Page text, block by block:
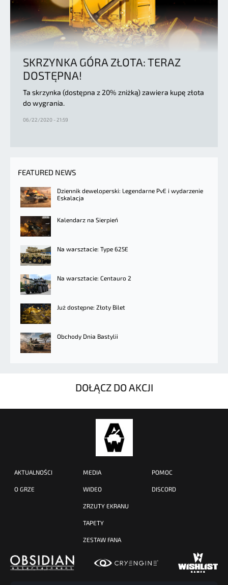
SKRZYNKA GÓRA ZŁOTA: TERAZ
DOSTĘPNA!
Ta skrzynka (dostępna z 20% zniżką) zawiera kupę złota
do wygrania.
06/22/2020 - 21:59
FEATURED NEWS
Dziennik deweloperski: Legendarne PvE i wydarzenie
Eskalacja
Kalendarz na Sierpień
Na warsztacie: Type 625E
Na warsztacie: Centauro 2
Już dostępne: Złoty Bilet
Obchody Dnia Bastylii
DOŁĄCZ DO AKCJI
AKTUALNOŚCI
O GRZE
MEDIA
WIDEO
ZRZUTY EKRANU
TAPETY
ZESTAW FANA
POMOC
DISCORD